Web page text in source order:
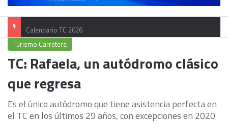
Calendario TC 2026
Turismo Carretera
TC: Rafaela, un autódromo clásico
que regresa
Es el único autódromo que tiene asistencia perfecta en
el TC en los últimos 29 años, con excepciones en 2020